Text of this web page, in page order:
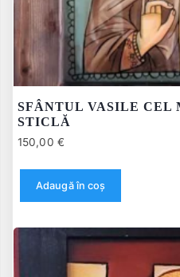
SFÂNTUL VASILE CEL
STICLĂ
150,00 €
Adaugă în coș